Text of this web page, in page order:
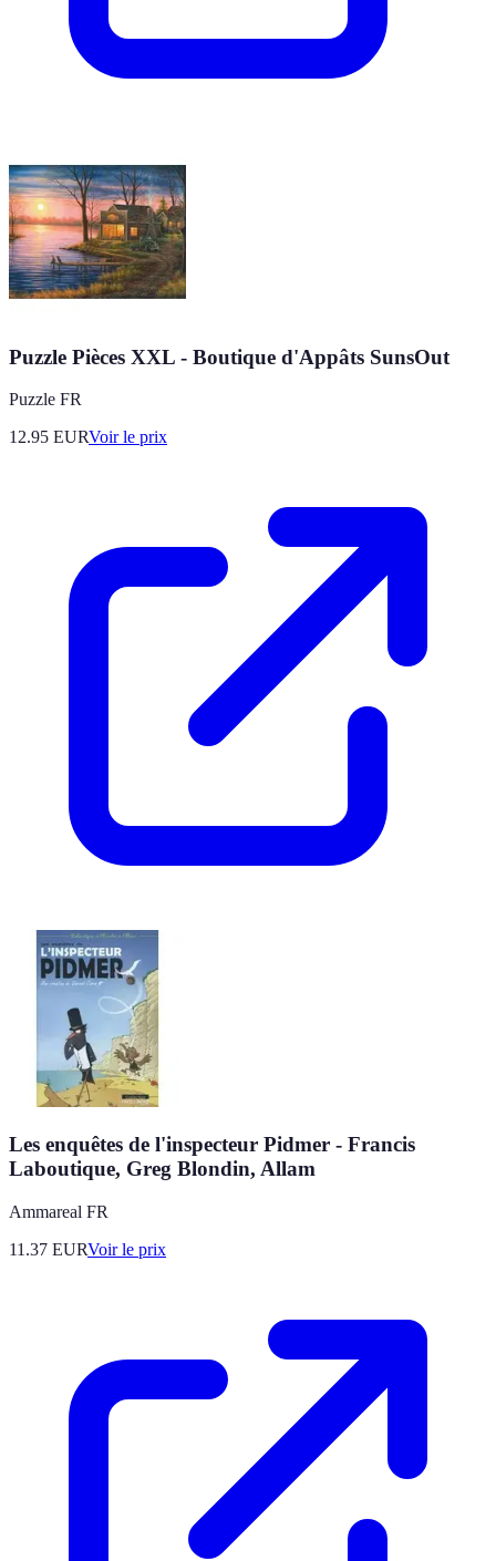
Puzzle Pièces XXL - Boutique d'Appâts SunsOut
Puzzle FR
12.95 EURVoir le prix
Les enquêtes de l'inspecteur Pidmer - Francis
Laboutique, Greg Blondin, Allam
Ammareal FR
11.37 EURVoir le prix